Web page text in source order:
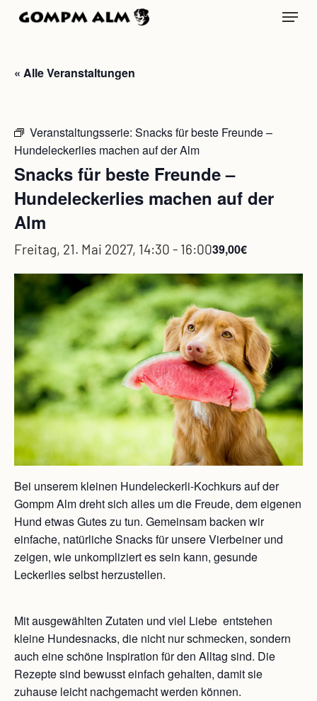
Skip
content
Menu
« Alle Veranstaltungen
Veranstaltungsserie: Snacks für beste Freunde –
Hundeleckerlies machen auf der Alm
Snacks für beste Freunde –
Hundeleckerlies machen auf der
Alm
Freitag, 21. Mai 2027, 14:30 - 16:0039,00€
Bei unserem kleinen Hundeleckerli-Kochkurs auf der
Gompm Alm dreht sich alles um die Freude, dem eigenen
Hund etwas Gutes zu tun. Gemeinsam backen wir
einfache, natürliche Snacks für unsere Vierbeiner und
zeigen, wie unkompliziert es sein kann, gesunde
Leckerlies selbst herzustellen.
Mit ausgewählten Zutaten und viel Liebe entstehen
kleine Hundesnacks, die nicht nur schmecken, sondern
auch eine schöne Inspiration für den Alltag sind. Die
Rezepte sind bewusst einfach gehalten, damit sie
zuhause leicht nachgemacht werden können.